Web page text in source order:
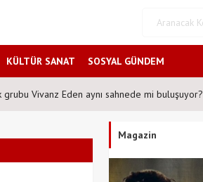
KÜLTÜR SANAT SOSYAL GÜNDEM
Vivanz Eden aynı sahnede mi buluşuyor?
Magazin